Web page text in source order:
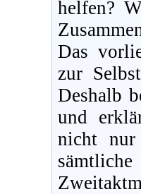
helfen?
Das
zur
Deshalb
und
nicht